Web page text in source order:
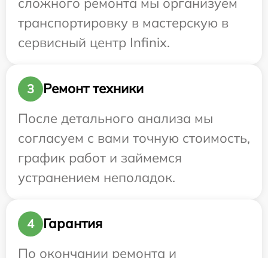
транспортировку в мастерскую в
сервисный центр Infinix.
3
Ремонт техники
После детального анализа мы
согласуем с вами точную стоимость,
график работ и займемся
устранением неполадок.
4
Гарантия
По окончании ремонта и